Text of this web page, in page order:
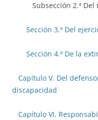
Subsección 2.ª Del
Sección 3.ª Del
Sección 4.ª De la
Capítulo V. Del
discapacidad
Capítulo VI.